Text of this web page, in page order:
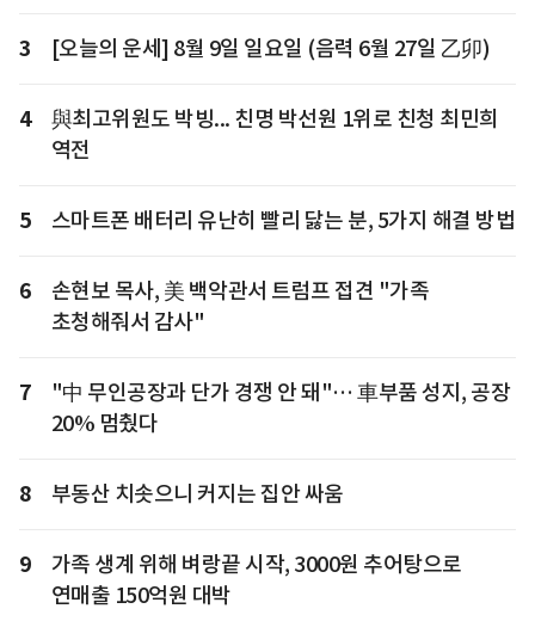
3 [오늘의 운세] 8월 9일 일요일 (음력 6월 27일 乙卯)
4
與최고위원도 박빙... 친명 박선원 1위로 친청 최민희
역전
5 스마트폰 배터리 유난히 빨리 닳는 분, 5가지 해결 방법
6
손현보 목사, 美 백악관서 트럼프 접견 "가족
초청해줘서 감사"
7
"中 무인공장과 단가 경쟁 안 돼"… 車부품 성지, 공장
20% 멈췄다
8 부동산 치솟으니 커지는 집안 싸움
9
가족 생계 위해 벼랑끝 시작, 3000원 추어탕으로
연매출 150억원 대박